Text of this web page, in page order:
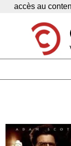
Panneau de gestion des
accès au
Economie